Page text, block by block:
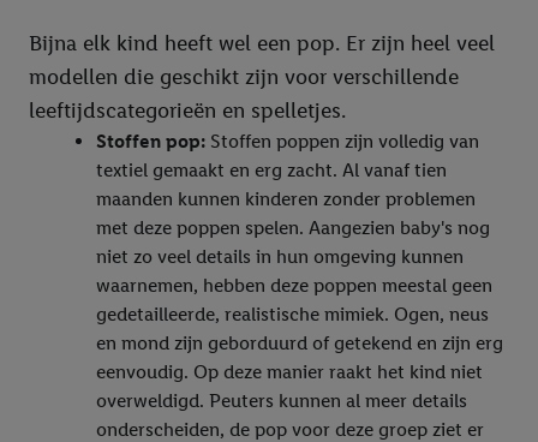
Bijna elk kind heeft wel een pop. Er zijn heel veel
modellen die geschikt zijn voor verschillende
leeftijdscategorieën en spelletjes.
Stoffen pop: Stoffen poppen zijn volledig van
textiel gemaakt en erg zacht. Al vanaf tien
maanden kunnen kinderen zonder problemen
met deze poppen spelen. Aangezien baby's nog
niet zo veel details in hun omgeving kunnen
waarnemen, hebben deze poppen meestal geen
gedetailleerde, realistische mimiek. Ogen, neus
en mond zijn geborduurd of getekend en zijn erg
eenvoudig. Op deze manier raakt het kind niet
overweldigd. Peuters kunnen al meer details
onderscheiden, de pop voor deze groep ziet er